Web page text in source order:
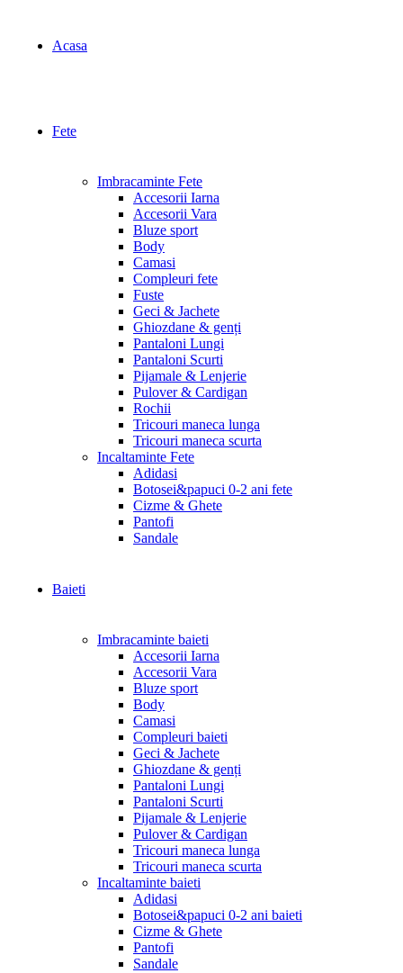
Acasa
Fete
Imbracaminte Fete
Accesorii Iarna
Accesorii Vara
Bluze sport
Body
Camasi
Compleuri fete
Fuste
Geci & Jachete
Ghiozdane & genți
Pantaloni Lungi
Pantaloni Scurti
Pijamale & Lenjerie
Pulover & Cardigan
Rochii
Tricouri maneca lunga
Tricouri maneca scurta
Incaltaminte Fete
Adidasi
Botosei&papuci 0-2 ani fete
Cizme & Ghete
Pantofi
Sandale
Baieti
Imbracaminte baieti
Accesorii Iarna
Accesorii Vara
Bluze sport
Body
Camasi
Compleuri baieti
Geci & Jachete
Ghiozdane & genți
Pantaloni Lungi
Pantaloni Scurti
Pijamale & Lenjerie
Pulover & Cardigan
Tricouri maneca lunga
Tricouri maneca scurta
Incaltaminte baieti
Adidasi
Botosei&papuci 0-2 ani baieti
Cizme & Ghete
Pantofi
Sandale